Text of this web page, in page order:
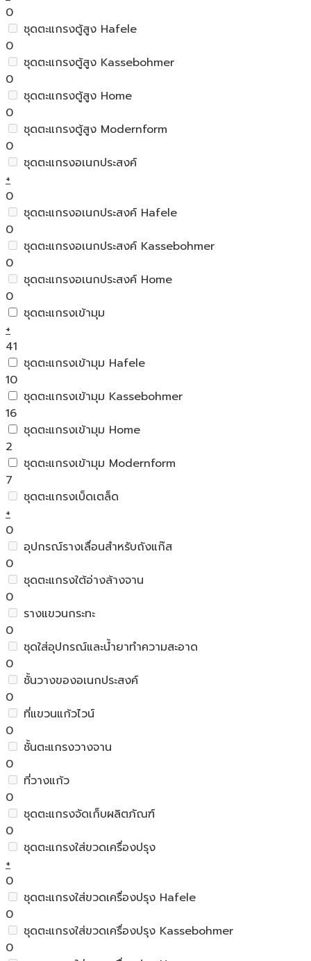
0
ชุดตะแกรงตู้สูง Hafele
0
ชุดตะแกรงตู้สูง Kassebohmer
0
ชุดตะแกรงตู้สูง Home
0
ชุดตะแกรงตู้สูง Modernform
0
ชุดตะแกรงอเนกประสงค์
+
0
ชุดตะแกรงอเนกประสงค์ Hafele
0
ชุดตะแกรงอเนกประสงค์ Kassebohmer
0
ชุดตะแกรงอเนกประสงค์ Home
0
ชุดตะแกรงเข้ามุม
+
41
ชุดตะแกรงเข้ามุม Hafele
10
ชุดตะแกรงเข้ามุม Kassebohmer
16
ชุดตะแกรงเข้ามุม Home
2
ชุดตะแกรงเข้ามุม Modernform
7
ชุดตะแกรงเบ็ดเตล็ด
+
0
อุปกรณ์รางเลื่อนสำหรับถังแก๊ส
0
ชุดตะแกรงใต้อ่างล้างจาน
0
รางแขวนกระทะ
0
ชุดใส่อุปกรณ์และน้ำยาทำความสะอาด
0
ชั้นวางของอเนกประสงค์
0
ที่แขวนแก้วไวน์
0
ชั้นตะแกรงวางจาน
0
ที่วางแก้ว
0
ชุดตะแกรงจัดเก็บผลิตภัณฑ์
0
ชุดตะแกรงใส่ขวดเครื่องปรุง
+
0
ชุดตะแกรงใส่ขวดเครื่องปรุง Hafele
0
ชุดตะแกรงใส่ขวดเครื่องปรุง Kassebohmer
0